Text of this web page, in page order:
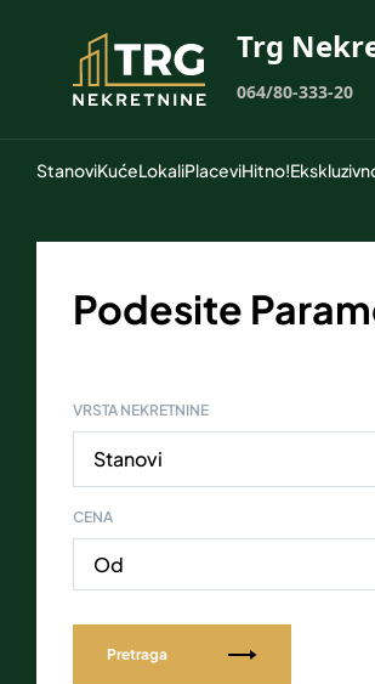
Trg
064/80-333-20
StanoviKućeLokaliPlaceviHitno!
Podesite
VRSTA NEKRETNINE
CENA
Pretraga